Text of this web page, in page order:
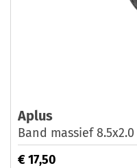
Aplus
Band massief
€ 17,50